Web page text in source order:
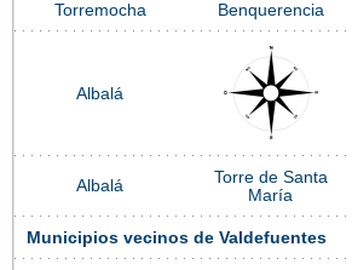
Torremocha Benquerencia
Albalá
Albalá
Torre de Santa
María
Municipios vecinos de Valdefuentes